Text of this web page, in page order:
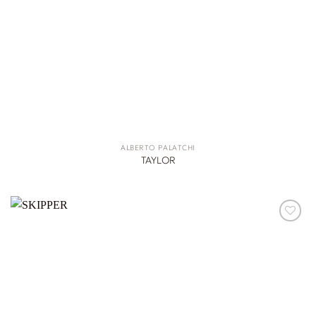
ALBERTO PALATCHI
TAYLOR